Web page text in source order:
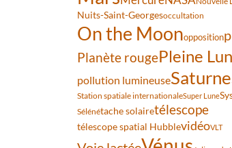
Nuits-Saint-Georgesoccultation
On the Moonopposition
Planète rougePleine
pollution lumineuseSaturne
Station spatiale internationaleSuper Lune
Sélénétache solairetélescope
télescope spatial HubblevidéoVLT